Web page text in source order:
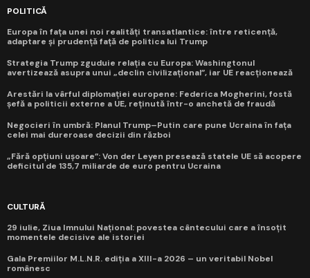
POLITICĂ
Europa în fața unei noi realități transatlantice: între reticență,
adaptare și prudență față de politica lui Trump
Strategia Trump zguduie relația cu Europa: Washingtonul
avertizează asupra unui „declin civilizațional”, iar UE reacționează
Arestări la vârful diplomației europene: Federica Mogherini, fostă
șefă a politicii externe a UE, reținută într-o anchetă de fraudă
Negocieri în umbră: Planul Trump–Putin care pune Ucraina în fața
celei mai dureroase decizii din război
„Fără opțiuni ușoare”: Von der Leyen presează statele UE să acopere
deficitul de 135,7 miliarde de euro pentru Ucraina
CULTURĂ
29 iulie, Ziua Imnului Național: povestea cântecului care a însoțit
momentele decisive ale istoriei
Gala Premiilor M.L.N.R. ediția a XIII-a 2026 – un veritabil Nobel
românesc